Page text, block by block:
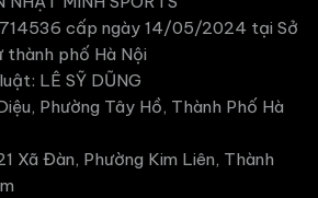
cấp ngày 14/05/2024 tại Sở
phố Hà Nội
LÊ SỸ DŨNG
Phường Tây Hồ, Thành Phố Hà
Xã Đàn, Phường Kim Liên, Thành